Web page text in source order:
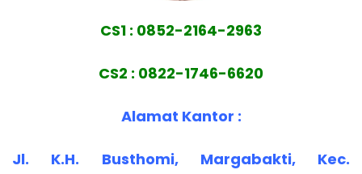
CS1 : 0852-2164-2963
CS2 : 0822-1746-6620
Alamat Kantor :
Jl. K.H. Busthomi, Margabakti, Kec.